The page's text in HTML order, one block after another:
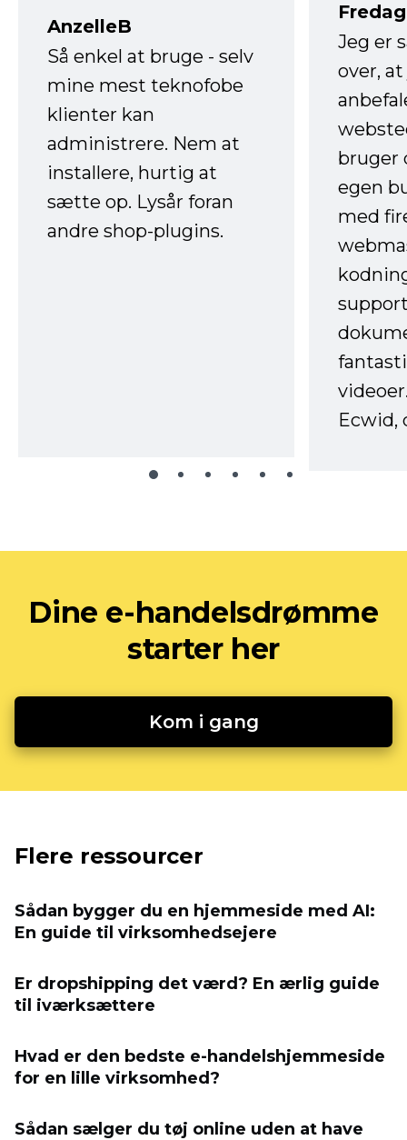
AnzelleB
Så enkel at bruge - selv
mine mest teknofobe
klienter kan
administrere. Nem at
installere, hurtig at
sætte op. Lysår foran
andre shop-plugins.
Jeg er
over,
bruger
egen
med
Ecwid,
Dine e-handelsdrømme
starter her
Kom i gang
Flere ressourcer
Sådan bygger du en hjemmeside med AI:
En guide til virksomhedsejere
Er dropshipping det værd? En ærlig guide
til iværksættere
Hvad er den bedste e-handelshjemmeside
for en lille virksomhed?
Sådan sælger du tøj online uden at have